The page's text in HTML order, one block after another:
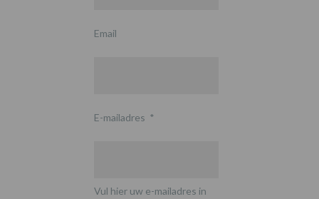
Email
E-mailadres *
Vul hier uw e-mailadres in